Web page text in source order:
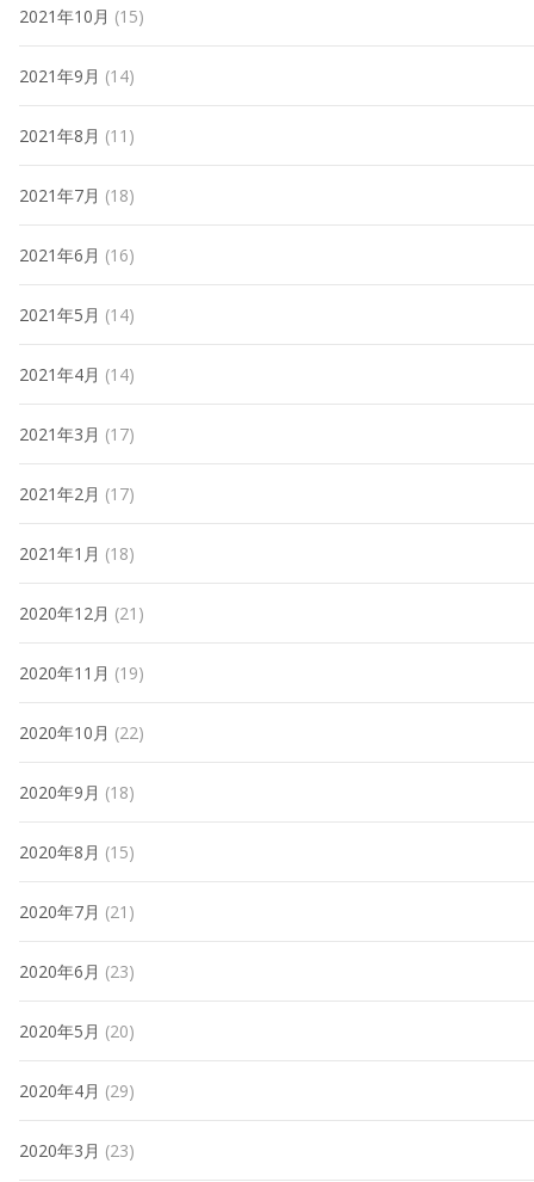
2021年10月 (15)
2021年9月 (14)
2021年8月 (11)
2021年7月 (18)
2021年6月 (16)
2021年5月 (14)
2021年4月 (14)
2021年3月 (17)
2021年2月 (17)
2021年1月 (18)
2020年12月 (21)
2020年11月 (19)
2020年10月 (22)
2020年9月 (18)
2020年8月 (15)
2020年7月 (21)
2020年6月 (23)
2020年5月 (20)
2020年4月 (29)
2020年3月 (23)